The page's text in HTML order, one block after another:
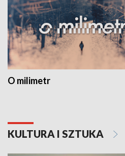
O milimetr
KULTURA I SZTUKA